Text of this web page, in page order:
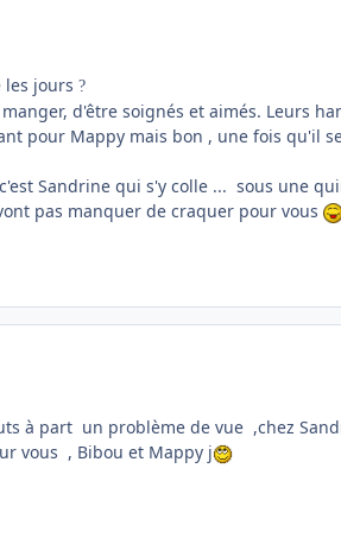
jours ?
d'être soignés et aimés. Leurs
pour Mappy mais bon , une fois qu'il
Sandrine qui s'y colle ... sous une
pas manquer de craquer pour vous
à part un problème de vue ,chez
vous , Bibou et Mappy j